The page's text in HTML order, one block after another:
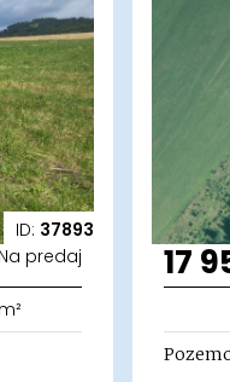
ID: 37893
Na predaj 17